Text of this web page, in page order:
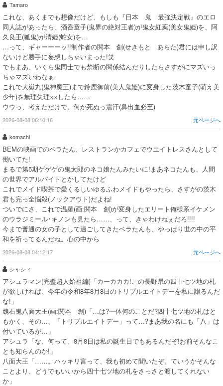
Tamaro
これな、あくまでも想像だけど、もしも『日本 鬼 最強決定戦』のエロ
同人誌があったら、酒呑童子(鬼界の絶対王者)が鬼女紅葉(美女鬼姫)を、阿
久良王(狐鬼)が清姫(蛇女)を…
…って、ギャーーーッ!!制作者の関本 創(せきもと あらた)君には申し訳
ないけど勝手に妄想しちゃいまった!笑
でもまあ、いくら鬼同士でも禁断の関係結んだりしたらさすがにマズいっ
ちゃマズいわなぁ
これで大嶽丸(鬼神魔王)まで鈴鹿御前(美人鬼姫)に変身した茨木童子(萌え美
少年)を無理矢理××したら……
ウウっ、考えただけで、何か死ぬっ震汗(鼻出血必至)
2026-08-08 06:10:16 元ページへ
komachi
BEMの映画でのベラたん、レストランかカフェでウエイトレスさんとして
働いてた!
まるで第5期ゲゲゲの鬼太郎のネコ娘たんみたいに!まあネコたんも、人間
の世界でアルバイトとかしてたけど
これでメイド喫茶で愛くるしいゆるふわメイドもやったら、さすがの茨木
君も完っ全悩殺(ノックアウト)だよね!
ついでにさ、これで温羅(画:関本 創)が変身したエリート俺様系イケメン
のウラジミール･キノンも見たら……、って、きゃわけねぇだろ!!!!
今まで普通の女の子として過ごしてきたベラたんも、やっぱり世の中の平
和を祈ってるんだね。心の中から
2026-08-08 04:12:17 元ページへ
シャシィ
アシュラマン(完璧超人始祖編)「カーカカカ!この長野県の四十七ツ地の札
が欲しければ、今年の令和8年8月8日のトリプルエイトデーを私に譲るんだ
な!」
魏石鬼八面大王(画:関本 創)「…は?一体何のことだ?四十七ツ地の札はと
もかく、その…、「トリプルエイトデー」って…?まあ我の名にも「八」は
付いているが…」
アシュラ「な、何って、8月8日は私の誕生日でもあるんだぞ!お前そんなこ
とも知らんのか!」
八面大王「……。ハッキリ言って、我も初めて聞いたぞ。ていうかそんな
ことより、どうでもいいから四十七ツ地の札をさっさと渡してくれない
か」